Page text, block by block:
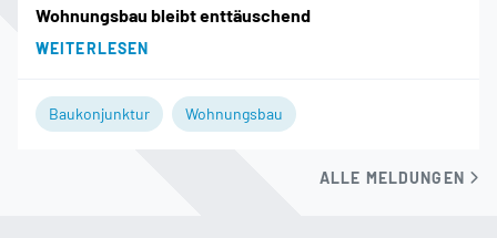
Wohnungsbau bleibt enttäuschend
WEITERLESEN
Baukonjunktur Wohnungsbau
ALLE MELDUNGEN